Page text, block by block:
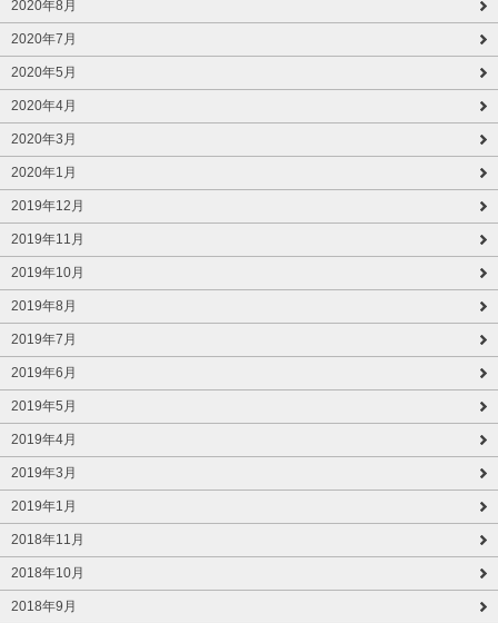
2020年8月
2020年7月
2020年5月
2020年4月
2020年3月
2020年1月
2019年12月
2019年11月
2019年10月
2019年8月
2019年7月
2019年6月
2019年5月
2019年4月
2019年3月
2019年1月
2018年11月
2018年10月
2018年9月